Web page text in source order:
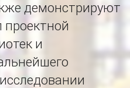
демонстрируют
проектной
и